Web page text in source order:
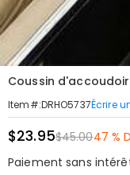
Coussin
Item#:DRHO5737Écrire
$23.95$45.0047 %
Paiement sans